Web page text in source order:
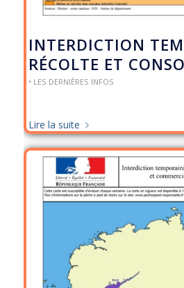
INTERDICTION
RÉCOLTE ET
• LES DERNIÈRES INFOS
Lire la suite